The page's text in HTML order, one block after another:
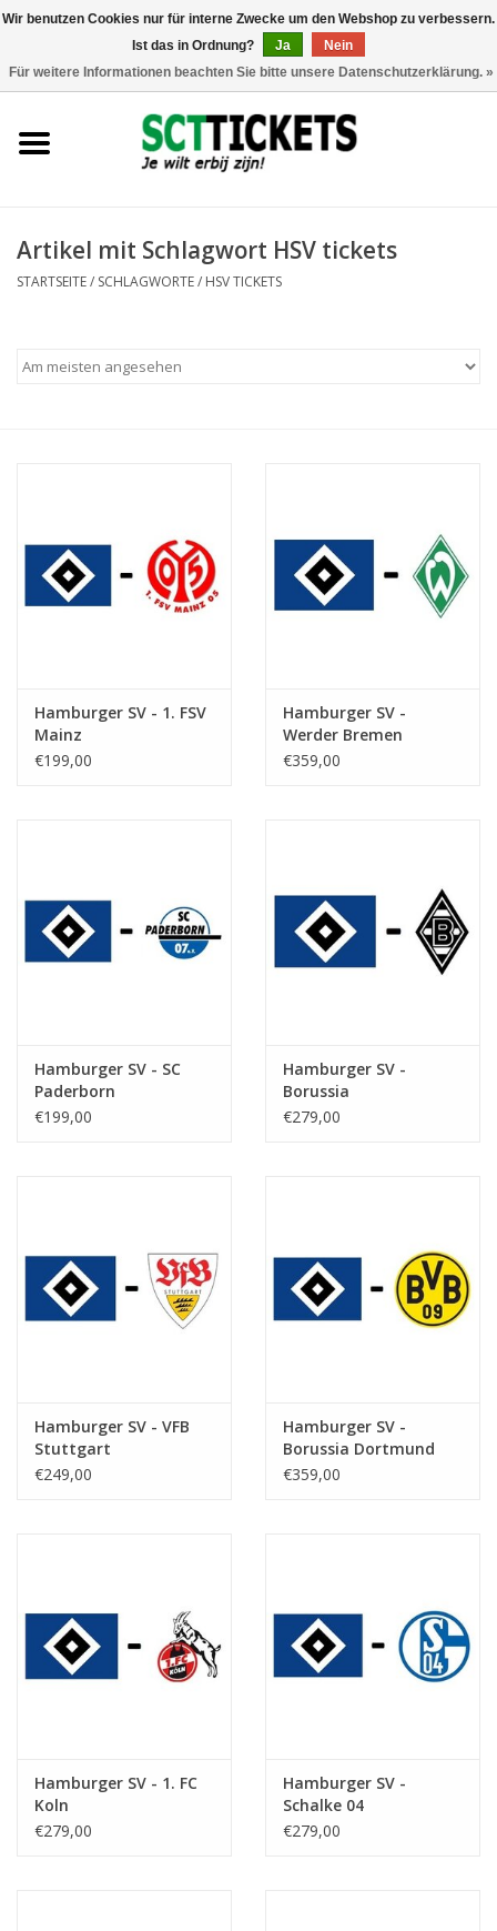
Frankreich
Artikel mit Schlagwort HSV tickets
STARTSEITE/ SCHLAGWORTE/ HSV TICKETS
Hamburger SV - 1. FSV
Mainz
€199,00
Hamburger SV -
Werder Bremen
€359,00
Hamburger SV - SC
Paderborn
€199,00
Hamburger SV -
Borussia
Monchengladbach
€279,00
Hamburger SV - VFB
Stuttgart
€249,00
Hamburger SV -
Borussia Dortmund
€359,00
Hamburger SV - 1. FC
Koln
€279,00
Hamburger SV -
Schalke 04
€279,00
Wir benutzen Cookies nur für interne Zwecke um den Webshop zu verbessern.
Ist das in Ordnung?
Ja
Nein
Für weitere Informationen beachten Sie bitte unsere Datenschutzerklärung. »